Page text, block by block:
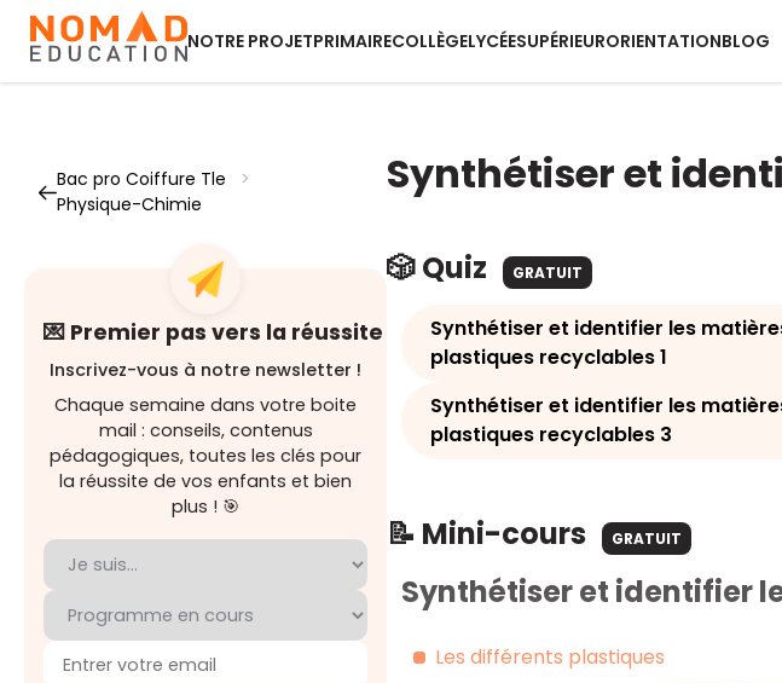
NOTRE PROJETPRIMAIRECOLLÈGELYCÉESUPÉRIEURORIENTATIONBLOG
Bac pro Coiffure Tle
>
Physique-Chimie
💌 Premier pas vers la réussite
Inscrivez-vous à notre newsletter !
Chaque semaine dans votre boite
mail : conseils, contenus
pédagogiques, toutes les clés pour
la réussite de vos enfants et bien
plus ! 🎯
Synthétiser et
🎲 Quiz GRATUIT
Synthétiser et identifier les
plastiques recyclables 1
Synthétiser et identifier les
plastiques recyclables 3
📝 Mini-cours GRATUIT
Synthétiser et identifier
Les différents plastiques